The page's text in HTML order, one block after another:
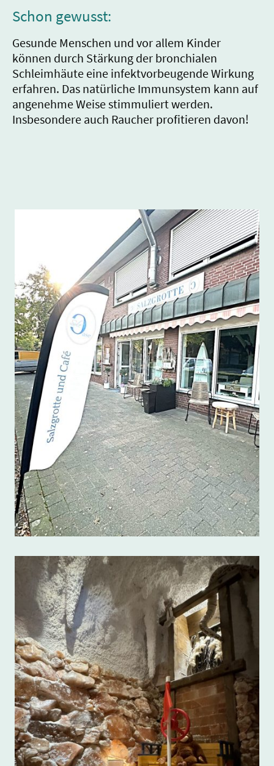
Schon gewusst:
Gesunde Menschen und vor allem Kinder
können durch Stärkung der bronchialen
Schleimhäute eine infektvorbeugende Wirkung
erfahren. Das natürliche Immunsystem kann auf
angenehme Weise stimmuliert werden.
Insbesondere auch Raucher profitieren davon!